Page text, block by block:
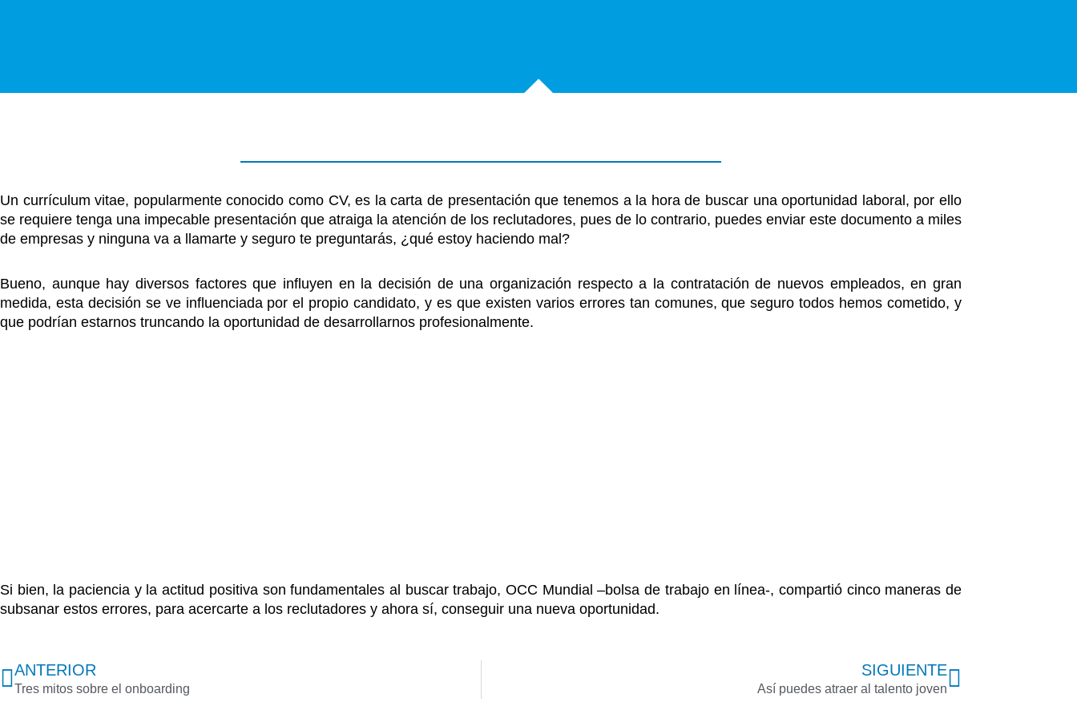
Un currículum vitae, popularmente conocido como CV, es la carta de presentación que tenemos a la hora de buscar una oportunidad laboral, por ello
se requiere tenga una impecable presentación que atraiga la atención de los reclutadores, pues de lo contrario, puedes enviar este documento a miles
de empresas y ninguna va a llamarte y seguro te preguntarás, ¿qué estoy haciendo mal?
Bueno, aunque hay diversos factores que influyen en la decisión de una organización respecto a la contratación de nuevos empleados, en gran
medida, esta decisión se ve influenciada por el propio candidato, y es que existen varios errores tan comunes, que seguro todos hemos cometido, y
que podrían estarnos truncando la oportunidad de desarrollarnos profesionalmente.
Si bien, la paciencia y la actitud positiva son fundamentales al buscar trabajo, OCC Mundial –bolsa de trabajo en línea-, compartió cinco maneras de
subsanar estos errores, para acercarte a los reclutadores y ahora sí, conseguir una nueva oportunidad.
Previo
ANTERIOR
Tres mitos sobre el onboarding
SIGUIENTE
Así puedes atraer al talento joven
Next